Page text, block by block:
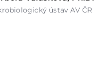
ústav AV ČR